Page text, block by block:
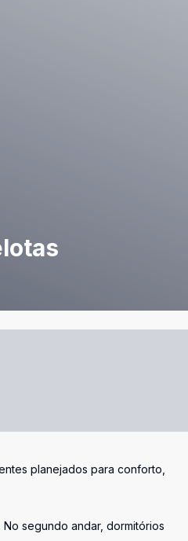
planejados para conforto,
segundo andar, dormitórios